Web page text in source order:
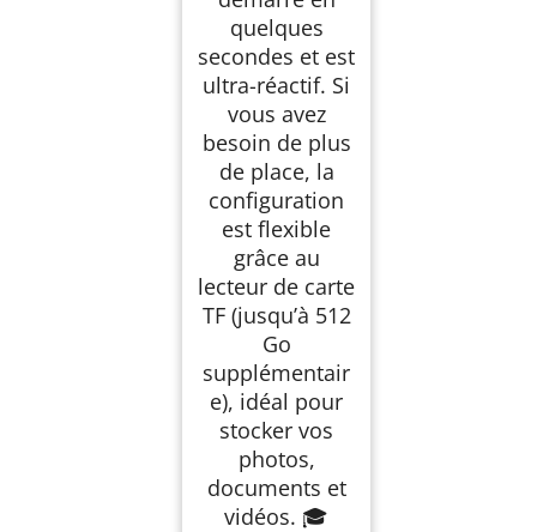
quelques
secondes et est
ultra-réactif. Si
vous avez
besoin de plus
de place, la
configuration
est flexible
grâce au
lecteur de carte
TF (jusqu’à 512
Go
supplémentair
e), idéal pour
stocker vos
photos,
documents et
vidéos. 🎓